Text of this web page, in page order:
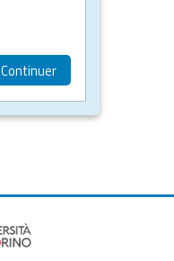
Continuer